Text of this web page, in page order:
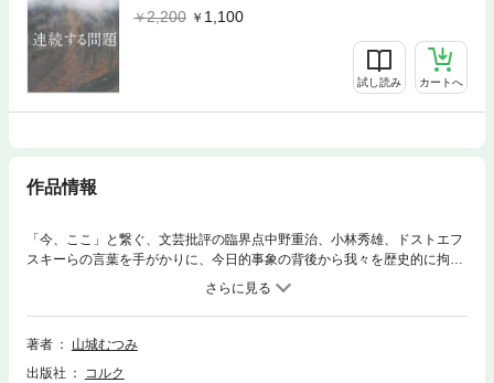
2,200
1,100
試し読み カートへ
作品情報
「今、ここ」と繋ぐ、文芸批評の臨界点中野重治、小林秀雄、ドストエフ
スキーらの言葉を手がかりに、今日的事象の背後から我々を歴史的に拘束
する「問題」を読み解く。代表作『ドストエフスキー』に並走する野心的
時評集。書き下ろし「補論切断のための諸断片」収録。
著者
山城むつみ
出版社
コルク